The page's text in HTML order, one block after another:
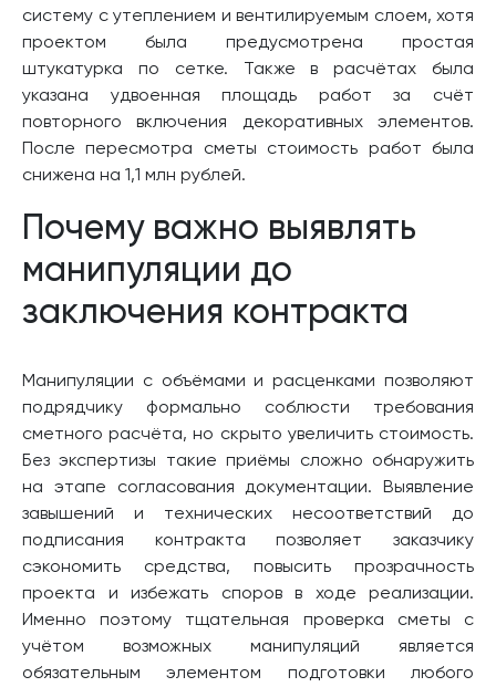
систему с утеплением и вентилируемым слоем, хотя
проектом была предусмотрена простая
штукатурка по сетке. Также в расчётах была
указана удвоенная площадь работ за счёт
повторного включения декоративных элементов.
После пересмотра сметы стоимость работ была
снижена на 1,1 млн рублей.
Почему важно выявлять
манипуляции до
заключения контракта
Манипуляции с объёмами и расценками позволяют
подрядчику формально соблюсти требования
сметного расчёта, но скрыто увеличить стоимость.
Без экспертизы такие приёмы сложно обнаружить
на этапе согласования документации. Выявление
завышений и технических несоответствий до
подписания контракта позволяет заказчику
сэкономить средства, повысить прозрачность
проекта и избежать споров в ходе реализации.
Именно поэтому тщательная проверка сметы с
учётом возможных манипуляций является
обязательным элементом подготовки любого